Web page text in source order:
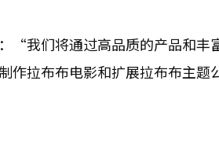
“我们将通过高品质的产品和丰
作拉布布电影和扩展拉布布主题